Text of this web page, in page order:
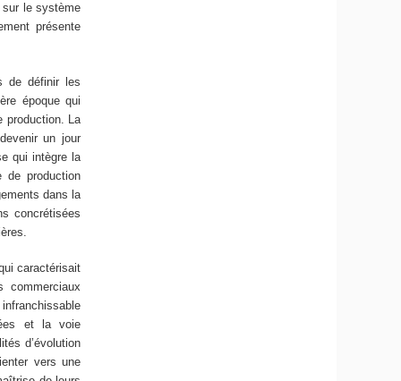
le système
présente
de définir les
époque qui
production. La
un jour
qui intègre la
de production
dans la
concrétisées
caractérisait
commerciaux
et la voie
d’évolution
vers une